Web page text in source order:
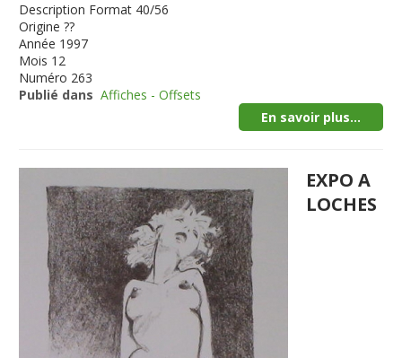
Description Format 40/56
Origine ??
Année 1997
Mois 12
Numéro 263
Publié dans Affiches - Offsets
En savoir plus...
EXPO A
LOCHES